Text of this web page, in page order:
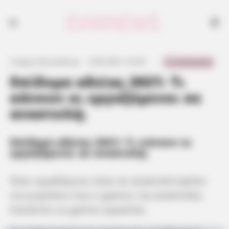
Επίδομα αδείας 2021: Τι
κάνουν οι εργαζόμενοι σε
αναστολή;
Επίδομα αδείας 2021: Τι κάνουν οι